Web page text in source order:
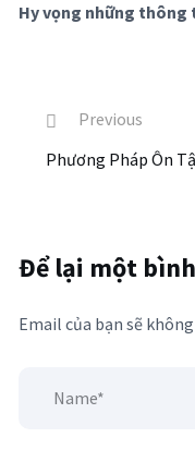
Hy vọng những thông
Previous
Phương Pháp Ôn
Để lại một
Email của bạn sẽ